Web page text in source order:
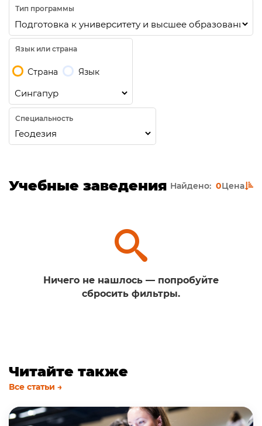
Тип программы
Язык или страна
Страна Язык
Специальность
Учебные заведения Найдено: 0Цена
Ничего не нашлось — попробуйте
сбросить фильтры.
Читайте также
Все статьи →